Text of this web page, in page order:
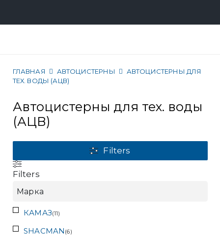
ГЛАВНАЯ АВТОЦИСТЕРНЫ
АВТОЦИСТЕРНЫ ДЛЯ
ТЕХ. ВОДЫ (АЦВ)
Автоцистерны для тех. воды
(АЦВ)
Filters
Filters
Марка
КАМАЗ(11)
SHACMAN (6)